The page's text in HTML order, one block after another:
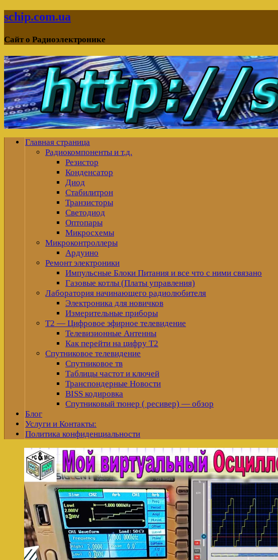
schip.com.ua
Сайт о Радиоэлектронике
Главная страница
Радиокомпоненты и т.д.
Резистор
Конденсатор
Диод
Стабилитрон
Транзисторы
Светодиод
Оптопары
Микросхемы
Микроконтроллеры
Ардуино
Ремонт электроники
Импульсные Блоки Питания и все что с ними связано
Газовые котлы (Платы управления)
Лаборатория начинающего радиолюбителя
Электроника для новичков
Измерительные приборы
Т2 — Цифровое эфирное телевидение
Телевизионные Антенны
Как перейти на цифру Т2
Спутниковое телевидение
Спутниковое тв
Таблицы частот и ключей
Транспондерные Новости
BISS кодировка
Спутниковый тюнер ( ресивер) — обзор
Блог
Услуги и Контакты:
Политика конфиденциальности